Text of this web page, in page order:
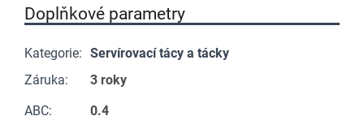
Doplňkové parametry
Kategorie: Servírovací tácy a tácky
Záruka:
3 roky
ABC:
0.4